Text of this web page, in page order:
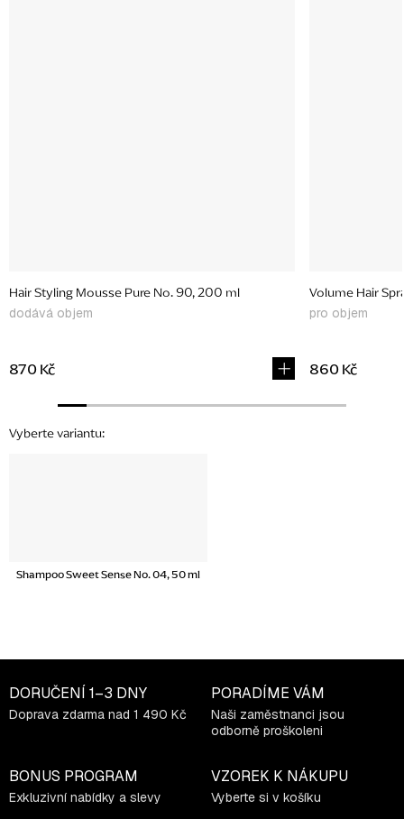
177 ml
Hair Styling Mousse Pure No. 90, 200 ml
dodává objem
870 Kč
Volume Hair
pro objem
860 Kč
Shampoo Sweet Sense No. 04, 50 ml
DORUČENÍ 1–3 DNY
Doprava zdarma nad 1 490 Kč
PORADÍME VÁM
Naši zaměstnanci jsou
odborně proškoleni
BONUS PROGRAM
Exkluzivní nabídky a slevy
VZOREK K NÁKUPU
Vyberte si v košíku